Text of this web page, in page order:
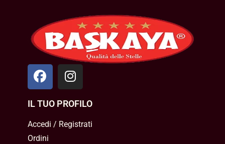
IL TUO PROFILO
Accedi / Registrati
Ordini